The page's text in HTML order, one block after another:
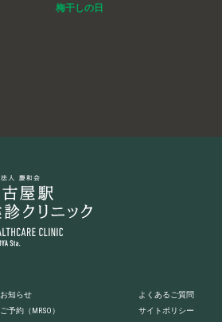
梅干しの日
お知らせ
ご予約 （MRSO）
よくあるご質問
サイトポリシー